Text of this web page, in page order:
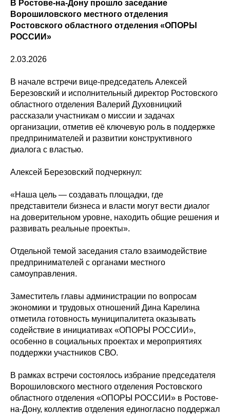
В Ростове-на-Дону прошло заседание
Ворошиловского местного отделения
Ростовского областного отделения «ОПОРЫ
РОССИИ»
2.03.2026
В начале встречи вице-председатель Алексей
Березовский и исполнительный директор Ростовского
областного отделения Валерий Духовницкий
рассказали участникам о миссии и задачах
организации, отметив её ключевую роль в поддержке
предпринимателей и развитии конструктивного
диалога с властью.
Алексей Березовский подчеркнул:
«Наша цель — создавать площадки, где
представители бизнеса и власти могут вести диалог
на доверительном уровне, находить общие решения и
развивать реальные проекты».
Отдельной темой заседания стало взаимодействие
предпринимателей с органами местного
самоуправления.
Заместитель главы администрации по вопросам
экономики и трудовых отношений Дина Карелина
отметила готовность муниципалитета оказывать
содействие в инициативах «ОПОРЫ РОССИИ»,
особенно в социальных проектах и мероприятиях
поддержки участников СВО.
В рамках встречи состоялось избрание председателя
Ворошиловского местного отделения Ростовского
областного отделения «ОПОРЫ РОССИИ» в Ростове-
на-Дону, коллектив отделения единогласно поддержал